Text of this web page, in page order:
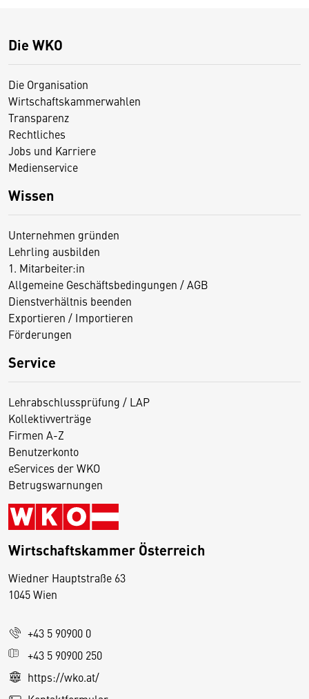
Die WKO
Die Organisation
Wirtschaftskammerwahlen
Transparenz
Rechtliches
Jobs und Karriere
Medienservice
Wissen
Unternehmen gründen
Lehrling ausbilden
1. Mitarbeiter:in
Allgemeine Geschäftsbedingungen / AGB
Dienstverhältnis beenden
Exportieren / Importieren
Förderungen
Service
Lehrabschlussprüfung / LAP
Kollektivverträge
Firmen A-Z
Benutzerkonto
eServices der WKO
Betrugswarnungen
Wirtschaftskammer Österreich
Wiedner Hauptstraße 63
1045 Wien
+43 5 90900 0
+43 5 90900 250
https://wko.at/
D
s
e
S
e